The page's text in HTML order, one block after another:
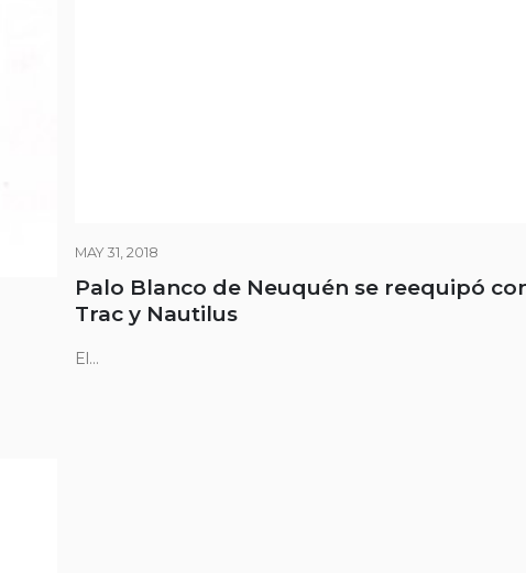
MAY 31, 2018
Palo Blanco de Neuquén se reequipó
Trac y Nautilus
El...